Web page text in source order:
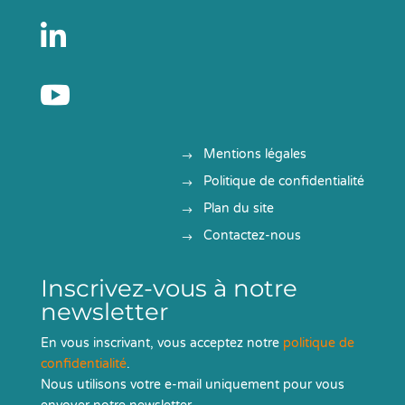


Mentions légales
Politique de confidentialité
Plan du site
Contactez-nous
Inscrivez-vous à notre
newsletter
En vous inscrivant, vous acceptez notre politique de
confidentialité.
Nous utilisons votre e-mail uniquement pour vous